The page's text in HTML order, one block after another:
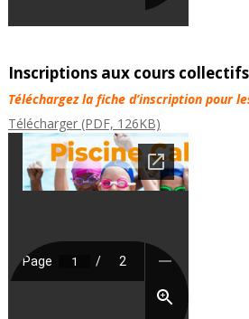
Inscriptions aux cours
Téléchargez la fiche d’inscription pour
Télécharger (PDF, 126KB)